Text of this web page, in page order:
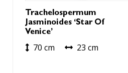
Trachelospermum
Jasminoides ‘Star Of
Venice’
70 cm 23 cm